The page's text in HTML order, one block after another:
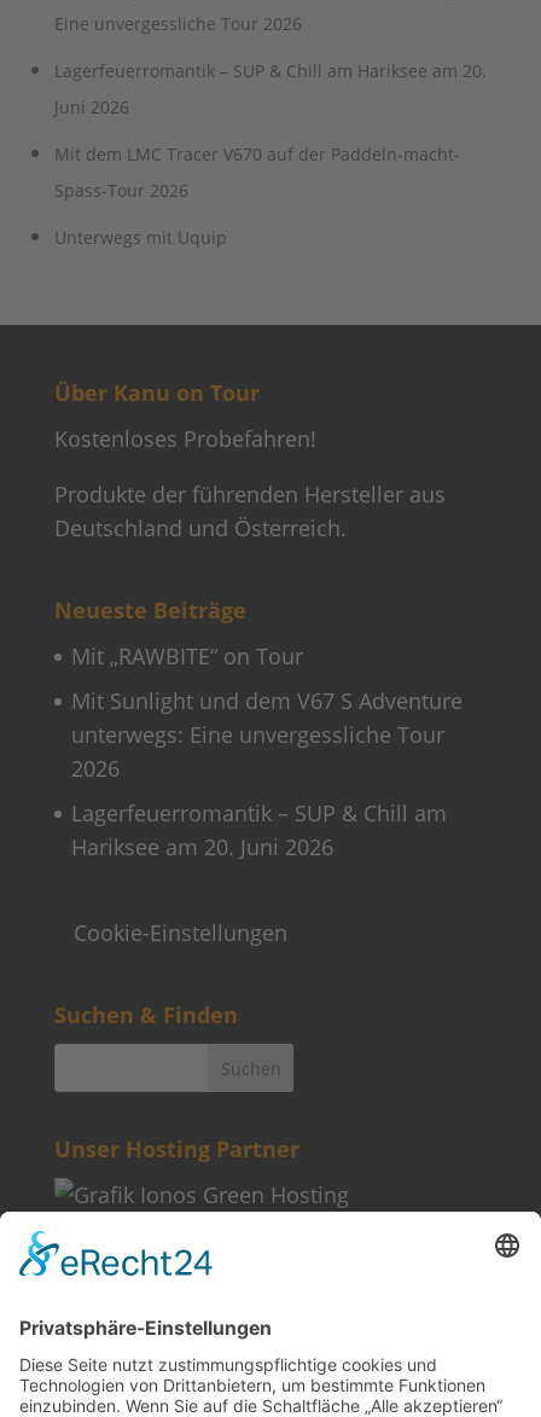
Eine unvergessliche Tour 2026
Lagerfeuerromantik – SUP & Chill am Hariksee am 20.
Juni 2026
Mit dem LMC Tracer V670 auf der Paddeln-macht-
Spass-Tour 2026
Unterwegs mit Uquip
Über Kanu on Tour
Kostenloses Probefahren!
Produkte der führenden Hersteller aus
Deutschland und Österreich.
Neueste Beiträge
Mit „RAWBITE“ on Tour
Mit Sunlight und dem V67 S Adventure
unterwegs: Eine unvergessliche Tour
2026
Lagerfeuerromantik – SUP & Chill am
Hariksee am 20. Juni 2026
Cookie-Einstellungen
Suchen & Finden
Unser Hosting Partner
Weitere Informationen
Kontakt
Newsletter